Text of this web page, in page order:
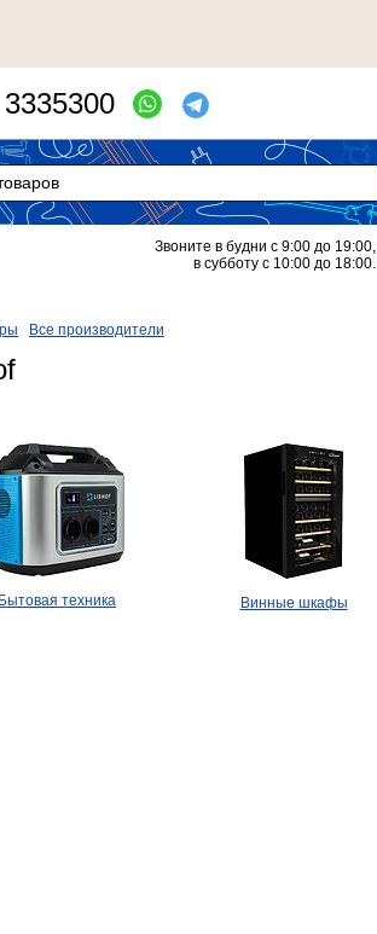
Все производители
Бытовая техника Винные шкафы
Звоните в будни с 9:00 до 19:00,
в субботу с 10:00 до 18:00.